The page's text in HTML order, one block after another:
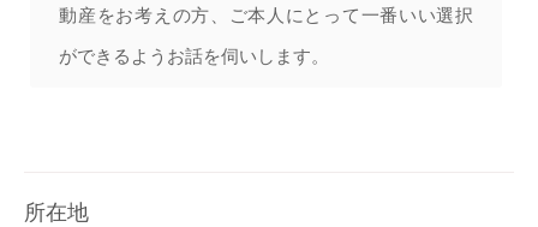
動産をお考えの方、ご本人にとって一番いい選択
ができるようお話を伺いします。
所在地